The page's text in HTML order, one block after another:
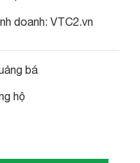
doanh: VTC2.vn
bá
hộ